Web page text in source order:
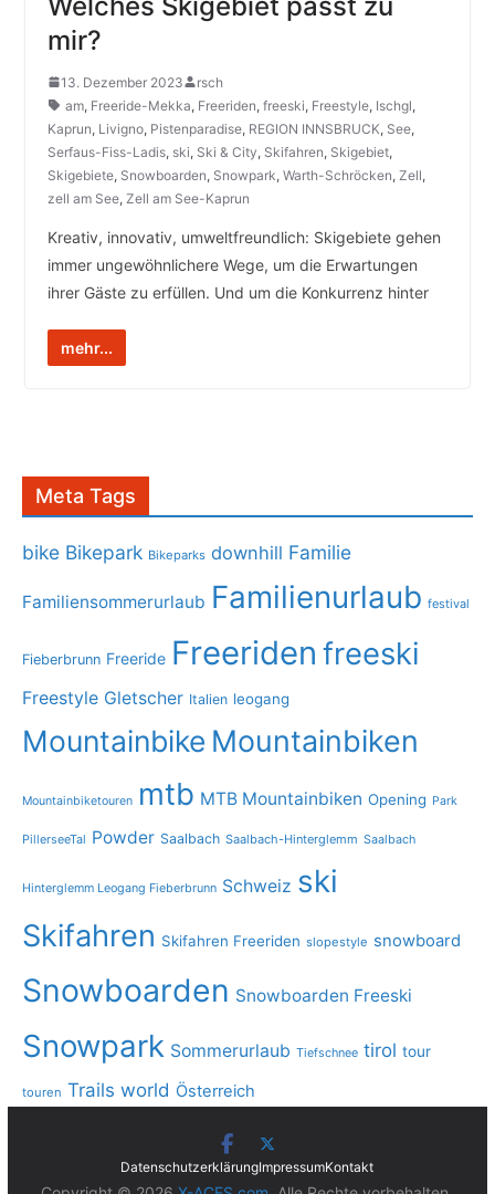
mir?
13. Dezember 2023
rsch
am, Freeride-Mekka, Freeriden, freeski, Freestyle, Ischgl,
Kaprun, Livigno, Pistenparadise, REGION INNSBRUCK, See,
Serfaus-Fiss-Ladis, ski, Ski & City, Skifahren, Skigebiet,
Skigebiete, Snowboarden, Snowpark, Warth-Schröcken, Zell,
zell am See, Zell am See-Kaprun
Kreativ, innovativ, umweltfreundlich: Skigebiete gehen
immer ungewöhnlichere Wege, um die Erwartungen
ihrer Gäste zu erfüllen. Und um die Konkurrenz hinter
mehr...
Meta Tags
bike Bikepark Bikeparks downhill Familie
Familiensommerurlaub Familienurlaub festival
Fieberbrunn Freeride Freeriden freeski
Freestyle Gletscher Italien leogang
Mountainbike Mountainbiken
Mountainbiketouren mtb MTB Mountainbiken Opening Park
PillerseeTal Powder Saalbach Saalbach-Hinterglemm Saalbach
Hinterglemm Leogang Fieberbrunn Schweiz ski
Skifahren Skifahren Freeriden slopestyle snowboard
Snowboarden Snowboarden Freeski
Snowpark Sommerurlaub Tiefschnee tirol tour
touren Trails world Österreich
DatenschutzerklärungImpressumKontakt